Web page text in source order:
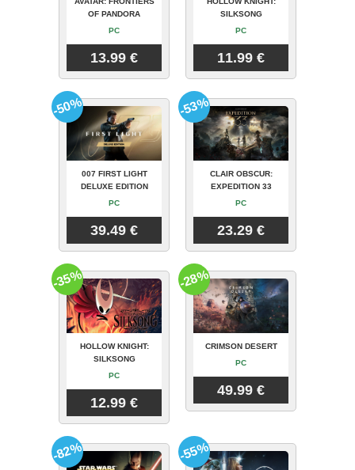
OF PANDORA
PC
13.99 €
SILKSONG
PC
11.99 €
007 FIRST LIGHT
DELUXE EDITION
PC
39.49 €
-50%
CLAIR OBSCUR:
EXPEDITION 33
PC
23.29 €
-53%
HOLLOW KNIGHT:
SILKSONG
PC
12.99 €
-35%
CRIMSON DESERT
PC
49.99 €
-28%
-82% -55%